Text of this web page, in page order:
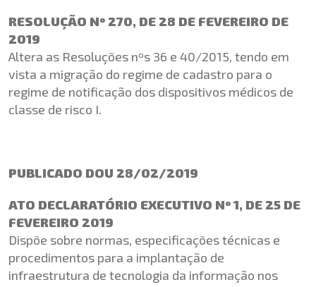
RESOLUÇÃO Nº 270, DE 28 DE FEVEREIRO DE
2019
Altera as Resoluções nºs 36 e 40/2015, tendo em
vista a migração do regime de cadastro para o
regime de notificação dos dispositivos médicos de
classe de risco I.
PUBLICADO DOU 28/02/2019
ATO DECLARATÓRIO EXECUTIVO Nº 1, DE 25 DE
FEVEREIRO 2019
Dispõe sobre normas, especificações técnicas e
procedimentos para a implantação de
infraestrutura de tecnologia da informação nos